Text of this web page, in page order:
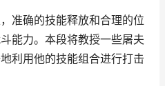
准确的技能释放和合理的位
能力。本段将教授一些屠夫
利用他的技能组合进行打击